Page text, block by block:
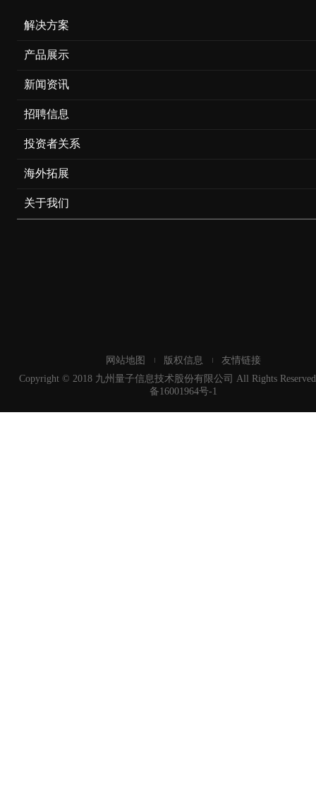
解决方案
产品展示
新闻资讯
招聘信息
投资者关系
海外拓展
关于我们
网站地图 版权信息
友情链接
Copyright © 2018 九州量子信息技术股份有限公司 All Rights
备16001964号-1